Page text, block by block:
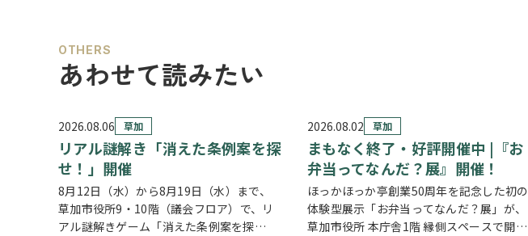
OTHERS
あわせて読みたい
2026.08.06 草加
リアル謎解き「消えた条例案を探
せ！」開催
8月12日（水）から8月19日（水）まで、
草加市役所9・10階（議会フロア）で、リ
アル謎解きゲーム「消えた条例案を探
2026.08.02 草加
まもなく終了・好評開催中 |『お
弁当ってなんだ？展』開催！
ほっかほっか亭創業50周年を記念した初の
体験型展示「お弁当ってなんだ？展」が、
草加市役所 本庁舎1階 縁側スペースで開催